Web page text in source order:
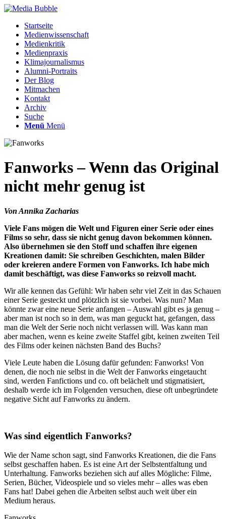
Startseite
Medienwissenschaft
Medienkritik
Medienpraxis
Klimajournalismus
Alumni-Portraits
Der Blog
Mitmachen
Kontakt
Archiv
Suche
Menü Menü
Fanworks – Wenn das Original
nicht mehr genug ist
Von Annika Zacharias
Viele Fans mögen die Welt und Figuren einer Serie oder eines
Films so sehr, dass sie nicht genug davon bekommen können.
Also übernehmen sie den Stoff und schaffen ihre eigenen
Kreationen damit: Sie schreiben Geschichten, malen Bilder
oder kreieren andere Formen von Fanworks. Ich habe mich
damit beschäftigt, was diese Fanworks so reizvoll macht.
Wir alle kennen das Gefühl: Wir haben sehr viel Zeit in das Schauen
einer Serie gesteckt und plötzlich ist sie vorbei. Was nun? Man
könnte zwar eine neue Serie anfangen – Auswahl gibt es ja genug –
aber man ist noch so in dem, was man geguckt hat, gefangen, dass
man die Welt der Serie noch nicht verlassen will. Was kann man
aber machen, wenn es keine zweite Staffel gibt, keinen zweiten Teil
des Films oder keinen nächsten Band des Buchs?
Viele Leute haben die Lösung dafür gefunden: Fanworks! Von
denen, die noch nie selbst in die Welt der Fanworks eingetaucht
sind, werden Fanfictions und co. oft belächelt und stigmatisiert,
deshalb werde ich im Folgenden versuchen, diese oft unbegründete
negative Sicht auf Fanworks zu ändern.
Was sind eigentlich Fanworks?
Wie der Name schon sagt, sind Fanworks Kreationen, die die Fans
selbst geschaffen haben. Es ist eine Art der Selbstentfaltung und
Unterhaltung. Fanworks beziehen sich auf alles Mögliche: Filme,
Serien, Bücher, Videospiele und so vieles mehr – alles was eben
Fans hat! Dabei gehen die Arbeiten selbst auch weit über ein
Medium heraus.